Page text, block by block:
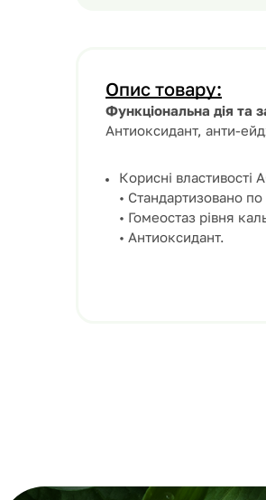
Опис товару:
Функціональна дія та
Антиоксидант, анти-
Корисні властивості
• Стандартизовано
• Гомеостаз рівня
• Антиоксидант.